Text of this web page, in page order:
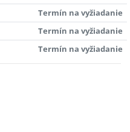
Termín na vyžiadanie
Termín na vyžiadanie
Termín na vyžiadanie